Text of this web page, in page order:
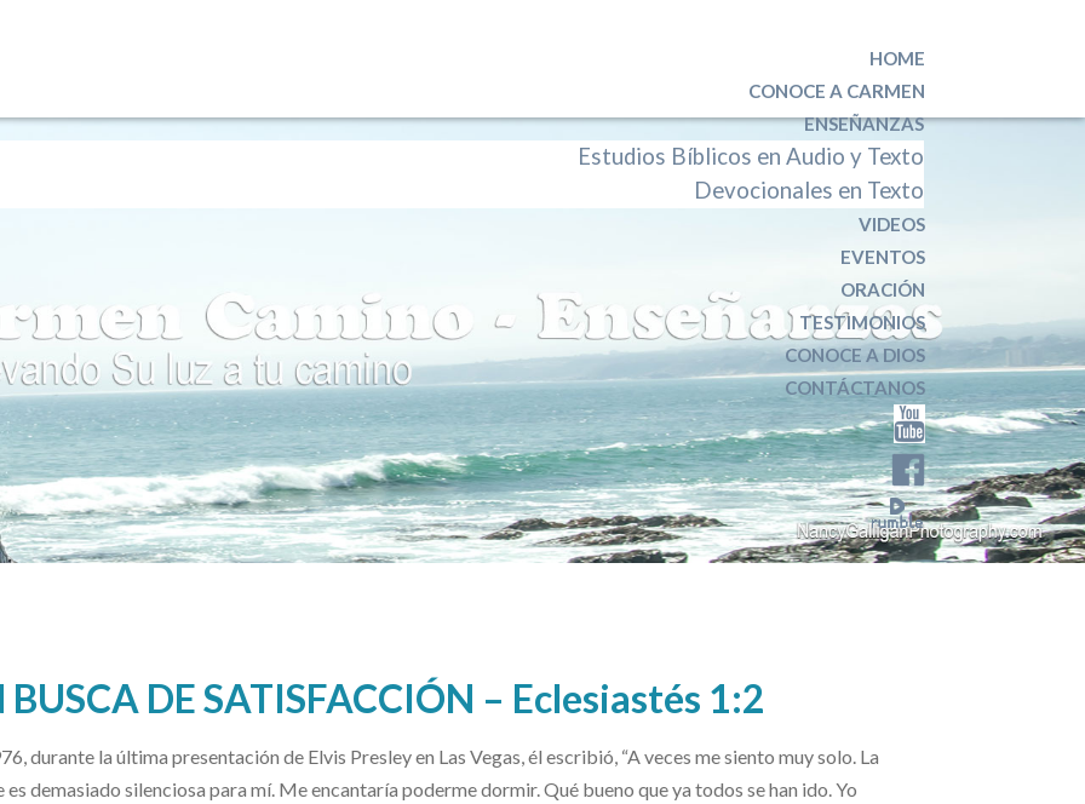
HOME
CONOCE A CARMEN
ENSEÑANZAS
Estudios Bíblicos en Audio y Texto
Devocionales en Texto
VIDEOS
EVENTOS
ORACIÓN
TESTIMONIOS
CONOCE A DIOS
CONTÁCTANOS
BUSCA DE SATISFACCIÓN – Eclesiastés 1:2
durante la última presentación de Elvis Presley en Las Vegas, él escribió, “A veces me siento muy solo. La
es demasiado silenciosa para mí. Me encantaría poderme dormir. Qué bueno que ya todos se han ido. Yo